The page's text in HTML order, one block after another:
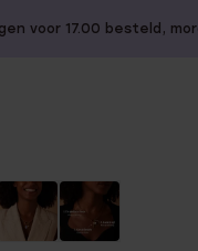
voor 17.00 besteld,